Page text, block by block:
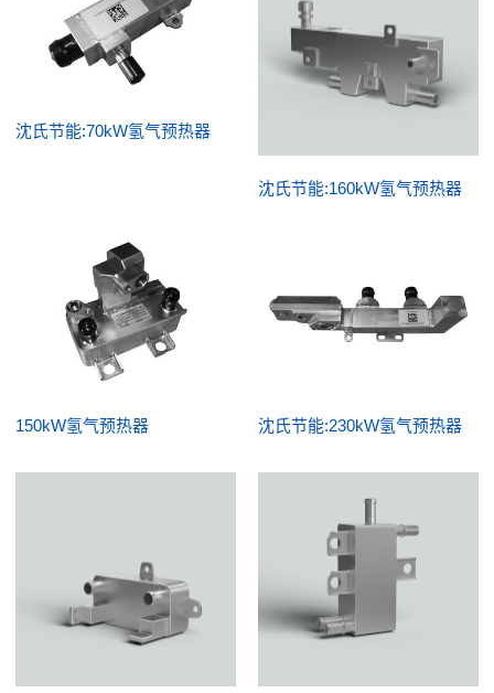
沈氏节能:70kW氢气预热器
沈氏节能:160kW氢气预热器
150kW氢气预热器 沈氏节能:230kW氢气预热器